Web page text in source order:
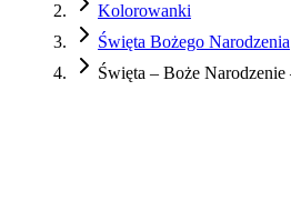
Kolorowanki
Święta Bożego Narodzenia
Święta – Boże